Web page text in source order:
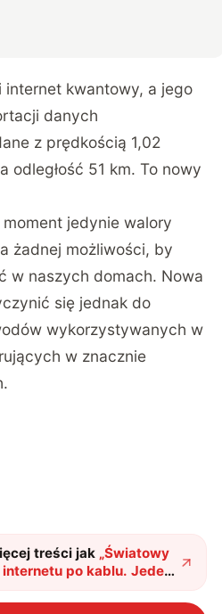
internet kwantowy, a jego
danych
z prędkością 1,02
odległość 51 km. To nowy
jedynie walory
żadnej możliwości, by
w naszych domach. Nowa
się jednak do
wykorzystywanych w
w znacznie
treści jak „Światowy
po kablu. Jeden
"?